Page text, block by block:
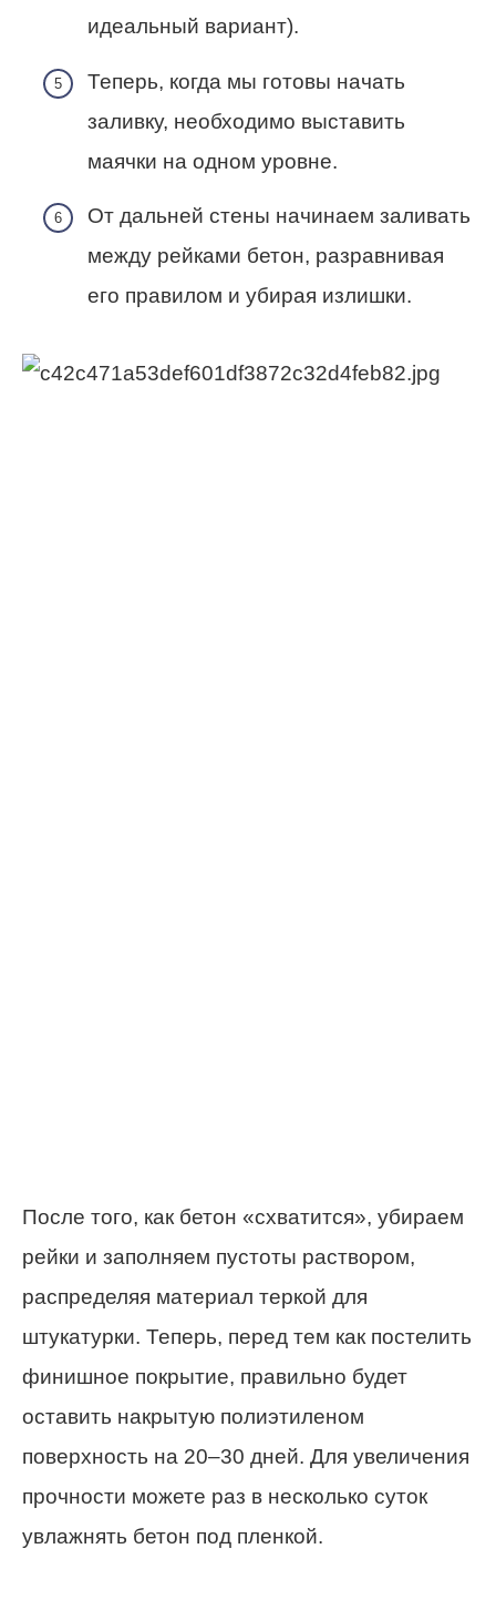
идеальный вариант).
Теперь, когда мы готовы начать
заливку, необходимо выставить
маячки на одном уровне.
От дальней стены начинаем заливать
между рейками бетон, разравнивая
его правилом и убирая излишки.
После того, как бетон «схватится», убираем
рейки и заполняем пустоты раствором,
распределяя материал теркой для
штукатурки. Теперь, перед тем как постелить
финишное покрытие, правильно будет
оставить накрытую полиэтиленом
поверхность на 20–30 дней. Для увеличения
прочности можете раз в несколько суток
увлажнять бетон под пленкой.